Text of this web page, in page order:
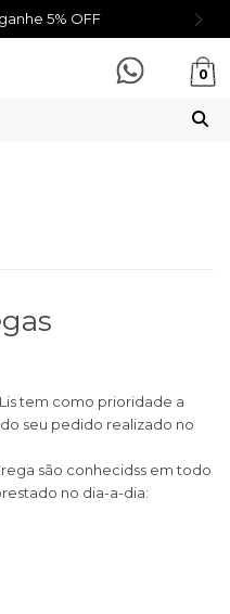
5% OFF
0
tem como prioridade a
seu pedido realizado no
são conhecidss em todo
no dia-a-dia: